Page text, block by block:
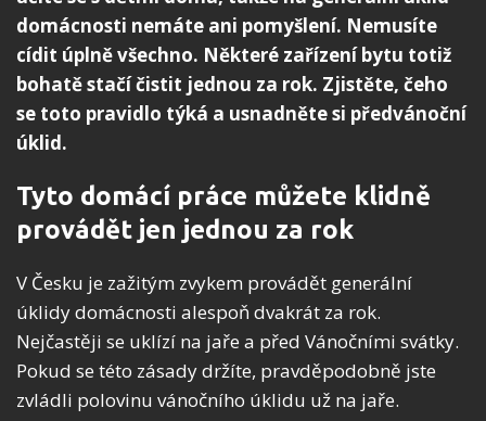
domácnosti nemáte ani pomyšlení. Nemusíte
cídit úplně všechno. Některé zařízení bytu totiž
bohatě stačí čistit jednou za rok. Zjistěte, čeho
se toto pravidlo týká a usnadněte si předvánoční
úklid.
Tyto domácí práce můžete klidně
provádět jen jednou za rok
V Česku je zažitým zvykem provádět generální
úklidy domácnosti alespoň dvakrát za rok.
Nejčastěji se uklízí na jaře a před Vánočními svátky.
Pokud se této zásady držíte, pravděpodobně jste
zvládli polovinu vánočního úklidu už na jaře.